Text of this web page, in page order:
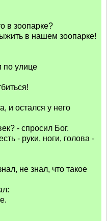
в зоопарке?
в нашем зоопарке!
по улице
и остался у него
- спросил Бог.
- руки, ноги, голова -
не знал, что такое